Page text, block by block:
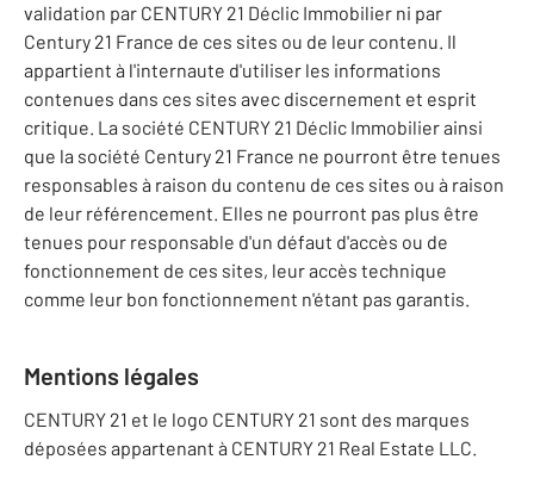
validation par CENTURY 21 Déclic Immobilier ni par
Century 21 France de ces sites ou de leur contenu. Il
appartient à l'internaute d'utiliser les informations
contenues dans ces sites avec discernement et esprit
critique. La société CENTURY 21 Déclic Immobilier ainsi
que la société Century 21 France ne pourront être tenues
responsables à raison du contenu de ces sites ou à raison
de leur référencement. Elles ne pourront pas plus être
tenues pour responsable d'un défaut d'accès ou de
fonctionnement de ces sites, leur accès technique
comme leur bon fonctionnement n'étant pas garantis.
Mentions légales
CENTURY 21 et le logo CENTURY 21 sont des marques
déposées appartenant à CENTURY 21 Real Estate LLC.